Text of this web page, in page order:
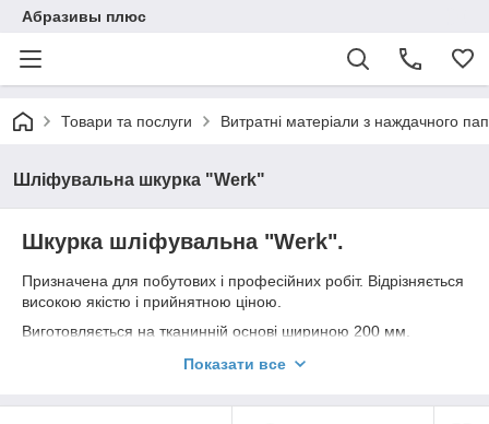
Абразивы плюс
Товари та послуги Витратні матеріали з наждачного
Шліфувальна шкурка "Werk"
Шкурка шліфувальна "Werk".
Призначена для побутових і професійних робіт. Відрізняється
високою якістю і прийнятною ціною.
Виготовляється на тканинній основі шириною 200 мм.
Різна зернистість дозволить застосувати для різних видів
Поставляється в рулонах по 50 метрів.
Показати все